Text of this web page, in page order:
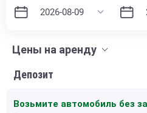
Цены на аренду
Депозит
Возьмите автомобиль без